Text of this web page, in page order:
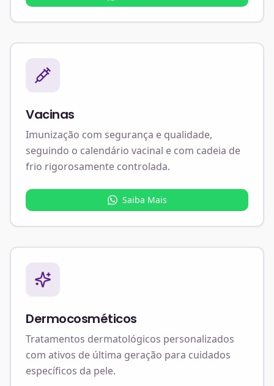
Vacinas
Imunização com segurança e qualidade,
seguindo o calendário vacinal e com cadeia de
frio rigorosamente controlada.
Saiba Mais
Dermocosméticos
Tratamentos dermatológicos personalizados
com ativos de última geração para cuidados
específicos da pele.